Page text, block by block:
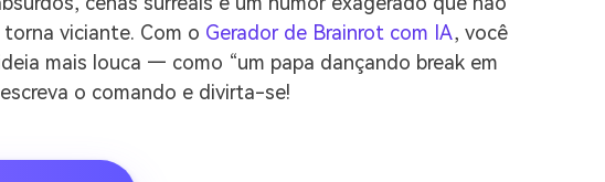
viciante. Com o Gerador de Brainrot com IA, você
mais louca — como “um papa dançando break em
o comando e divirta-se!